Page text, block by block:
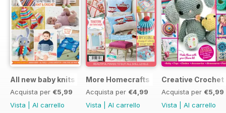
All new baby knits
Acquista per €5,99
Vista
Al carrello
More Homecrafts
Acquista per €4,99
Vista
Al carrello
Creative Crochet
Acquista per €5,99
Vista
Al carrello